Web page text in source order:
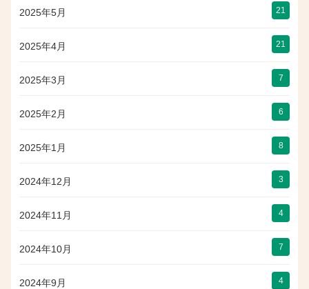
2025年5月 21
2025年4月 21
2025年3月 7
2025年2月 6
2025年1月 8
2024年12月 3
2024年11月 4
2024年10月 7
2024年9月 4